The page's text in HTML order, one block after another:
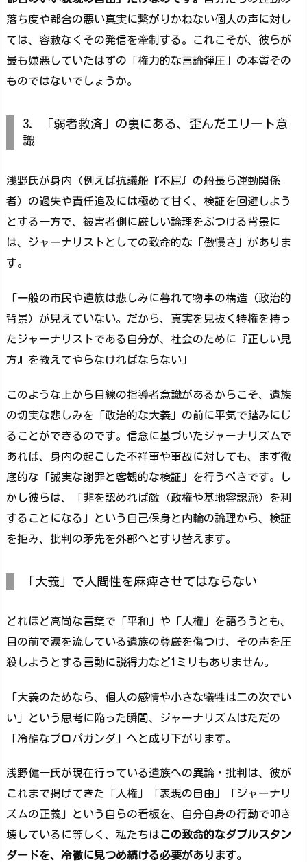
落ち度や都合の悪い真実に繋がりかねない個人の声に対し
ては、容赦なくその発信を牽制する。これこそが、彼らが
最も嫌悪していたはずの「権力的な言論弾圧」の本質その
ものではないでしょうか。
3. 「弱者救済」の裏にある、歪んだエリート意
識
浅野氏が身内（例えば抗議船『不屈』の船長ら運動関係
者）の過失や責任追及には極めて甘く、検証を回避しよう
とする一方で、被害者側に厳しい論理をぶつける背景に
は、ジャーナリストとしての致命的な「傲慢さ」がありま
す。
「一般の市民や遺族は悲しみに暮れて物事の構造（政治的
背景）が見えていない。だから、真実を見抜く特権を持っ
たジャーナリストである自分が、社会のために『正しい見
方』を教えてやらなければならない」
このような上から目線の指導者意識があるからこそ、遺族
の切実な悲しみを「政治的な大義」の前に平気で踏みにじ
ることができるのです。信念に基づいたジャーナリズムで
あれば、身内の起こした不祥事や事故に対しても、まず徹
底的な「誠実な謝罪と客観的な検証」を行うべきです。し
かし彼らは、「非を認めれば敵（政権や基地容認派）を利
することになる」という自己保身と内輪の論理から、検証
を拒み、批判の矛先を外部へとすり替えます。
「大義」で人間性を麻痺させてはならない
どれほど高尚な言葉で「平和」や「人権」を語ろうとも、
目の前で涙を流している遺族の尊厳を傷つけ、その声を圧
殺しようとする言動に説得力など1ミリもありません。
「大義のためなら、個人の感情や小さな犠牲は二の次でい
い」という思考に陥った瞬間、ジャーナリズムはただの
「冷酷なプロパガンダ」へと成り下がります。
浅野健一氏が現在行っている遺族への異論・批判は、彼が
これまで掲げてきた「人権」「表現の自由」「ジャーナリ
ズムの正義」という自らの看板を、自分自身の行動で叩き
壊しているに等しく、私たちはこの致命的なダブルスタン
ダードを、冷徹に見つめ続ける必要があります。